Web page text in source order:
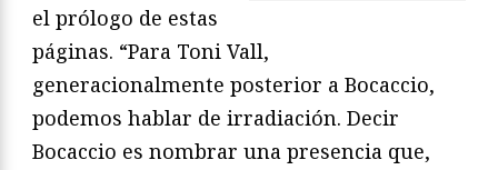
el prólogo de estas
páginas. “Para Toni Vall,
generacionalmente posterior a Bocaccio,
podemos hablar de irradiación. Decir
Bocaccio es nombrar una presencia que,